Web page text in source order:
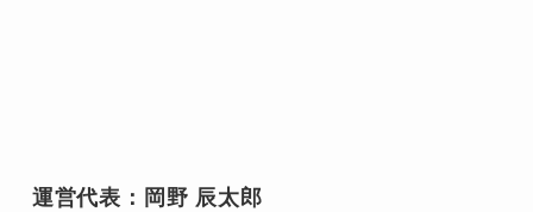
運営代表：岡野 辰太郎